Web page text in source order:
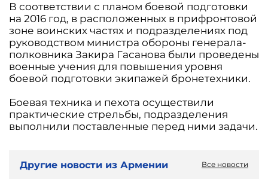
В соответствии с планом боевой подготовки
на 2016 год, в расположенных в прифронтовой
зоне воинских частях и подразделениях под
руководством министра обороны генерала-
полковника Закира Гасанова были проведены
военные учения для повышения уровня
боевой подготовки экипажей бронетехники.
Боевая техника и пехота осуществили
практические стрельбы, подразделения
выполнили поставленные перед ними задачи.
Другие новости из Армении Все новости